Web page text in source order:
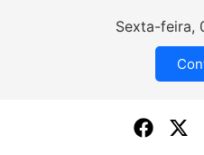
Sexta-feira,